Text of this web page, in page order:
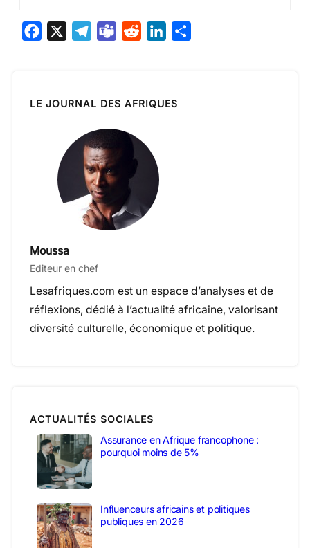
b
g
r
a
m
s
i
e
LE JOURNAL DES AFRIQUES
Moussa
Editeur en chef
Lesafriques.com est un espace d’analyses et de
réflexions, dédié à l’actualité africaine, valorisant
diversité culturelle, économique et politique.
ACTUALITÉS SOCIALES
Assurance en Afrique francophone :
pourquoi moins de 5%
Influenceurs africains et politiques
publiques en 2026